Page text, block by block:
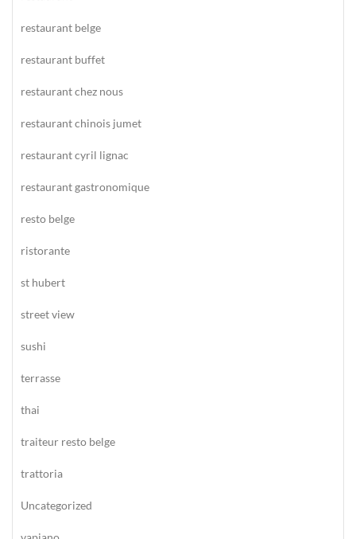
restaurant belge
restaurant buffet
restaurant chez nous
restaurant chinois jumet
restaurant cyril lignac
restaurant gastronomique
resto belge
ristorante
st hubert
street view
sushi
terrasse
thai
traiteur resto belge
trattoria
Uncategorized